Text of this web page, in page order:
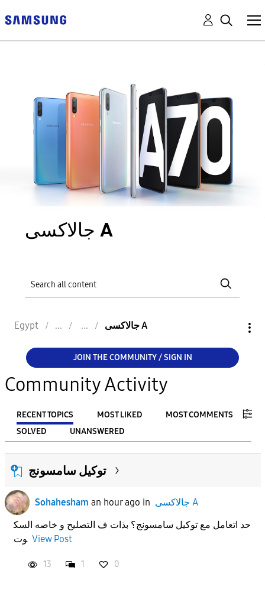
جالاكسى A
Egypt جالاكسى A
JOIN THE COMMUNITY / SIGN IN
Community Activity
RECENT TOPICS MOST LIKED
MOST COMMENTS
SOLVED
UNANSWERED
FILTER:
From
To
توكيل سامسونج
Sohahesham an hour ago in
جالاكسى A
حد اتعامل مع توكيل سامسونج؟ بذات ف التصليح و خاصه السك
وت View Post
13 1 0